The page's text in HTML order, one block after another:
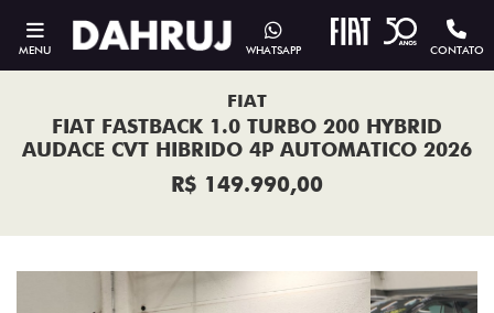
MENU CONTATO
WHATSAPP
FIAT
FIAT FASTBACK 1.0 TURBO 200 HYBRID
AUDACE CVT HIBRIDO 4P AUTOMATICO 2026
R$ 149.990,00